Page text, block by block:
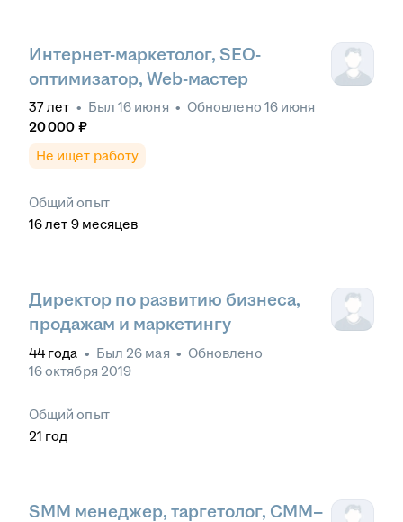
Интернет-маркетолог, SEO-
оптимизатор, Web-мастер
37лет • Был 16 июня • Обновлено 16 июня
20 000 ₽
Не ищет работу
Общий опыт
16лет 9 месяцев
Директор по развитию бизнеса,
продажам и маркетингу
44 года • Был 26 мая • Обновлено
16 октября 2019
Общий опыт
21 год
SMM менеджер, таргетолог, СММ–